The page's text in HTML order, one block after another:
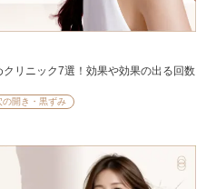
リニック7選！効果や効果の出る回数
の開き・黒ずみ